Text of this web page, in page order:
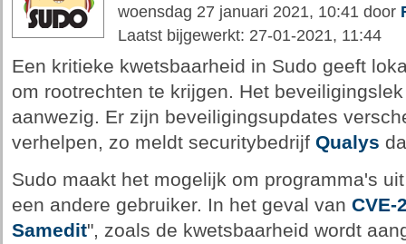
woensdag 27 januari 2021, 10:41 door
Laatst bijgewerkt: 27-01-2021, 11:44
Een kritieke kwetsbaarheid in Sudo geeft
om rootrechten te krijgen. Het
aanwezig. Er zijn beveiligingsupdates
verhelpen, zo meldt securitybedrijf Qualys
Sudo maakt het mogelijk om programma's
een andere gebruiker. In het geval van CVE-
Samedit", zoals de kwetsbaarheid wordt